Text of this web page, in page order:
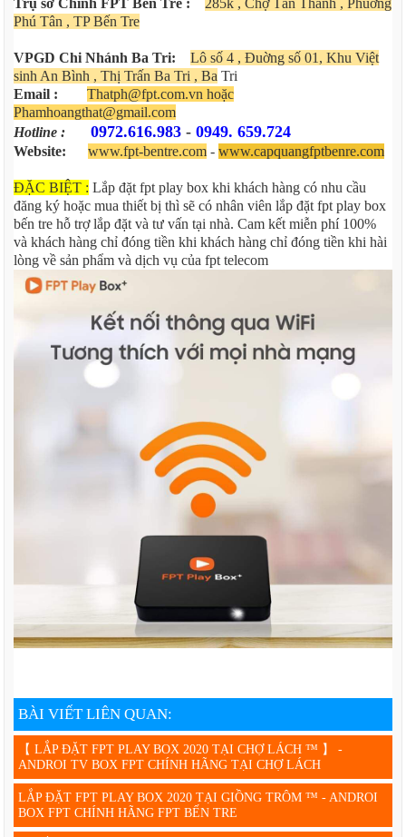
Trụ sở Chính FPT Bến Tre :
285k , Chợ Tân Thành , Phuờng
Phú Tân , TP Bến Tre
VPGD Chi Nhánh Ba Tri:Lô số 4 , Đuờng số 01, Khu Việt
sinh An Bình , Thị Trấn Ba Tri , Ba Tri
Email :
Thatph@fpt.com.vn hoặc
Phamhoangthat@gmail.com
Hotline :
0972.616.983 -0949. 659.724
Website: www.fpt-bentre.com -www.capquangfptbenre.com
ĐẶC BIỆT : Lắp đặt fpt play box khi khách hàng có nhu cầu
đăng ký hoặc mua thiết bị thì sẽ có nhân viên lắp đặt fpt play box
bến tre hỗ trợ lắp đặt và tư vấn tại nhà. Cam kết miễn phí 100%
và khách hàng chỉ đóng tiền khi khách hàng chỉ đóng tiền khi hài
lòng về sản phẩm và dịch vụ của fpt telecom
BÀI VIẾT LIÊN QUAN:
【 LẮP ĐẶT FPT PLAY BOX 2020 TẠI CHỢ LÁCH ™ 】 -
ANDROI TV BOX FPT CHÍNH HÃNG TẠI CHỢ LÁCH
LẮP ĐẶT FPT PLAY BOX 2020 TẠI GIỒNG TRÔM ™ - ANDROI
BOX FPT CHÍNH HÃNG FPT BẾN TRE